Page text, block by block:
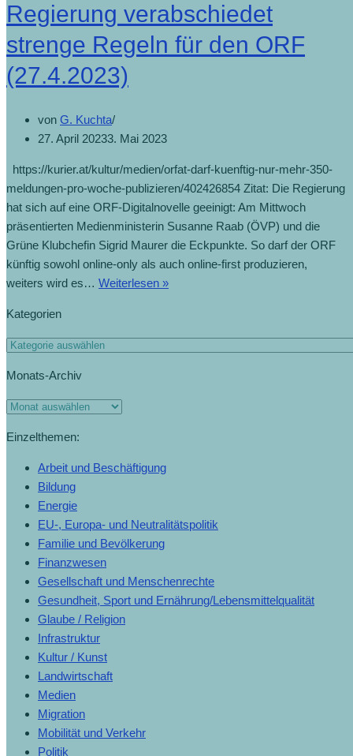
Regierung verabschiedet
strenge Regeln für den ORF
(27.4.2023)
von G. Kuchta
27. April 20233. Mai 2023
https://kurier.at/kultur/medien/orfat-darf-kuenftig-nur-mehr-350-
meldungen-pro-woche-publizieren/402426854 Zitat: Die Regierung
hat sich auf eine ORF-Digitalnovelle geeinigt: Am Mittwoch
präsentierten Medienministerin Susanne Raab (ÖVP) und die
Grüne Klubchefin Sigrid Maurer die Eckpunkte. So darf der ORF
künftig sowohl online-only als auch online-first produzieren,
weiters wird es… Weiterlesen »Regierung
Regeln
Kategorien
Kategorien
Monats-Archiv
Monats-
Einzelthemen:
Arbeit und Beschäftigung
Bildung
Energie
EU-, Europa- und Neutralitätspolitik
Familie und Bevölkerung
Finanzwesen
Gesellschaft und Menschenrechte
Gesundheit, Sport und Ernährung/Lebensmittelqualität
Glaube / Religion
Infrastruktur
Kultur / Kunst
Landwirtschaft
Medien
Migration
Mobilität und Verkehr
Politik